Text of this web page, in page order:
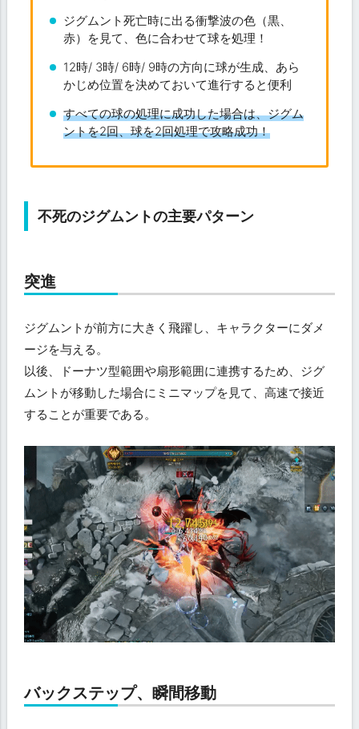
ジグムント死亡時に出る衝撃波の色（黒、
赤）を見て、色に合わせて球を処理！
12時/ 3時/ 6時/ 9時の方向に球が生成、あら
かじめ位置を決めておいて進行すると便利
すべての球の処理に成功した場合は、ジグム
ントを2回、球を2回処理で攻略成功！
不死のジグムントの主要パターン
突進
ジグムントが前方に大きく飛躍し、キャラクターにダメ
ージを与える。
以後、ドーナツ型範囲や扇形範囲に連携するため、ジグ
ムントが移動した場合にミニマップを見て、高速で接近
することが重要である。
バックステップ、瞬間移動